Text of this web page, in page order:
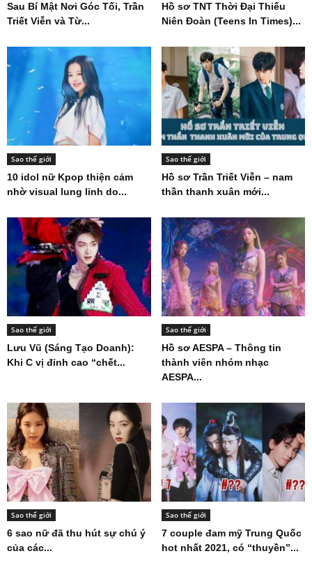
Sau Bí Mật Nơi Góc Tối, Trần
Triết Viễn và Từ...
Hồ sơ TNT Thời Đại Thiếu
Niên Đoàn (Teens In Times)...
Sao thế giới
10 idol nữ Kpop thiện cảm
nhờ visual lung linh do...
Sao thế giới
Hồ sơ Trần Triết Viễn – nam
thần thanh xuân mới...
Sao thế giới
Lưu Vũ (Sáng Tạo Doanh):
Khi C vị đỉnh cao “chết...
Sao thế giới
Hồ sơ AESPA – Thông tin
thành viên nhóm nhạc
AESPA...
Sao thế giới
6 sao nữ đã thu hút sự chú ý
của các...
Sao thế giới
7 couple đam mỹ Trung Quốc
hot nhất 2021, có “thuyền”...